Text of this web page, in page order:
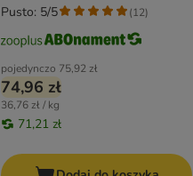
pojedynczo 75,92 zł
74,96 zł
36,76 zł / kg
71,21 zł
Pusto: 5/5 (12)